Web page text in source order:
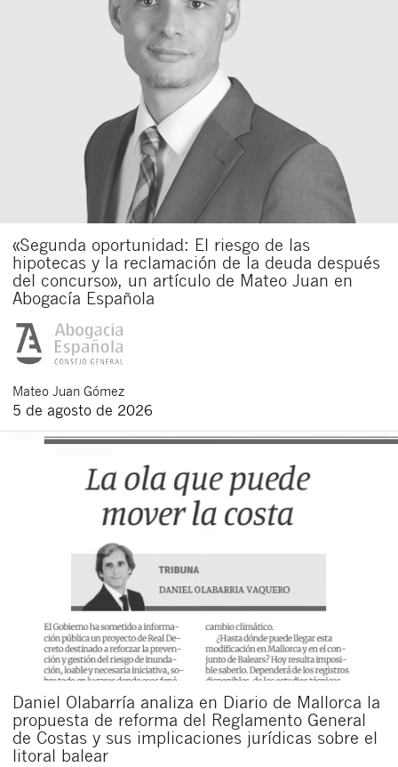
«Segunda oportunidad: El riesgo de las
hipotecas y la reclamación de la deuda después
del concurso», un artículo de Mateo Juan en
Abogacía Española
Mateo Juan Gómez
5 de agosto de 2026
Daniel Olabarría analiza en Diario de Mallorca la
propuesta de reforma del Reglamento General
de Costas y sus implicaciones jurídicas sobre el
litoral balear